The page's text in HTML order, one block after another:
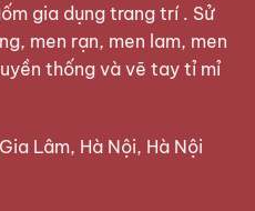
gia dụng trang trí . Sử
men rạn, men lam, men
thống và vẽ tay tỉ mỉ
Lâm, Hà Nội, Hà Nội